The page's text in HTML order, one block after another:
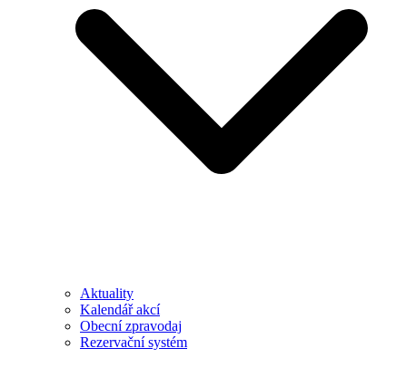
Aktuality
Kalendář akcí
Obecní zpravodaj
Rezervační systém